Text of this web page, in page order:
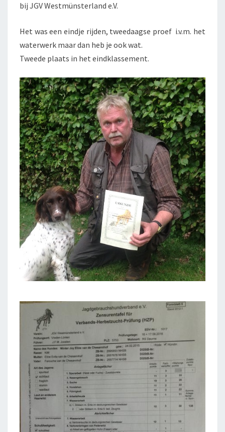
bij JGV Westmünsterland e.V.
Het was een eindje rijden, tweedaagse proef i.v.m. het
waterwerk maar dan heb je ook wat.
Tweede plaats in het eindklassement.